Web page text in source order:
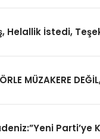
Helallik İstedi,
MÜZAKERE
Parti’ye